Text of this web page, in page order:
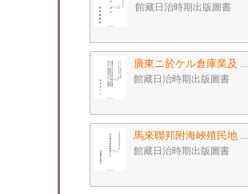
館藏日治時期出版圖書
廣東ニ於ケル倉庫業及 ...
館藏日治時期出版圖書
馬來聯邦附海峽殖民地 ...
館藏日治時期出版圖書